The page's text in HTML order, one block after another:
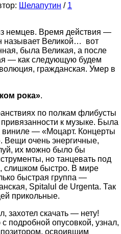
Шелапутин / 1
немцев. Время действия —
называет Великой… вот
была Великая, а после
— как следующую будем
гражданская. Умер в
рока».
по полкам флибусты
к музыке. Была
виниле — «Моцарт. Концерты
Вещи очень энергичные,
их можно было бы
но танцевать под
слишком быстро. В мире
быстрая группа —
Spitalul de Urgenta. Так
прикольные.
захотел скачать — нету!
подробной опусовкой, узнал,
освоившим